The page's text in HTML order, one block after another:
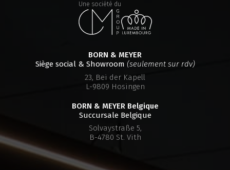
Une société du
BORN & MEYER
Siège social & Showroom (seulement sur rdv)
23, Bei der Kapell
L-9809 Hosingen
BORN & MEYER Belgique
Succursale Belgique
Solvaystraße 5,
B-4780 St. Vith